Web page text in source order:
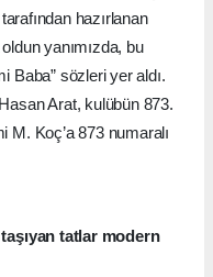
hazırlanan
yanımızda, bu
Baba” sözleri yer aldı.
Arat, kulübün 873.
Koç’a 873 numaralı
tatlar modern